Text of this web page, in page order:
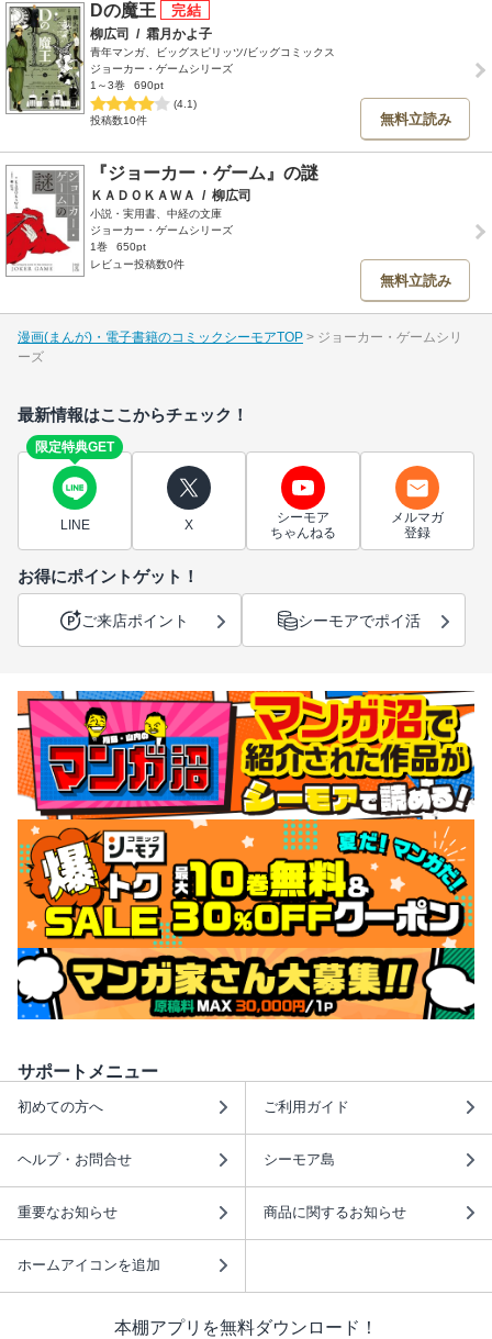
Dの魔王
柳広司 / 霜月かよ子
青年マンガ、ビッグスピリッツ/ビッグコミックス
ジョーカー・ゲームシリーズ
1～3巻
690pt
(4.1)
投稿数10件
無料立読み
『ジョーカー・ゲーム』の謎
ＫＡＤＯＫＡＷＡ / 柳広司
小説・実用書、中経の文庫
ジョーカー・ゲームシリーズ
1巻
650pt
レビュー投稿数0件
無料立読み
漫画(まんが)・電子書籍のコミックシーモアTOP
ジョーカー・ゲームシリ
ーズ
最新情報はここからチェック！
限定特典GET
LINE X
シーモア
ちゃんねる
メルマガ
登録
お得にポイントゲット！
ご来店ポイント シーモアでポイ活
サポートメニュー
初めての方へ ご利用ガイド
ヘルプ・お問合せ シーモア島
重要なお知らせ 商品に関するお知らせ
ホームアイコンを追加
本棚アプリを無料ダウンロード！